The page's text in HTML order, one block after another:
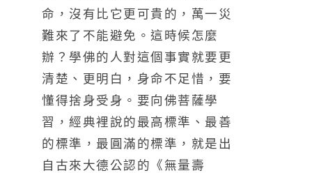
命，沒有比它更可貴的，萬一災
難來了不能避免。這時候怎麼
辦？ 學佛的人對這個事實就要更
清楚、更明白，身命不足惜，要
懂得捨身受身。要向佛菩薩學
習，經典裡說的最高標準、最善
的標準，最圓滿的標準，就是出
自古來大德公認的《無量壽